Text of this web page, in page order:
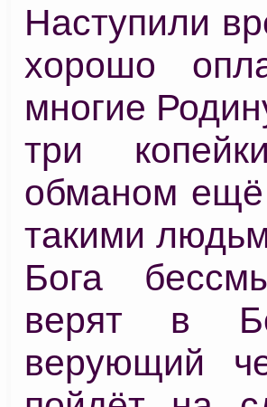
Наступили
хорошо
многие
три
обманом
такими
Бога
верят в
верующий